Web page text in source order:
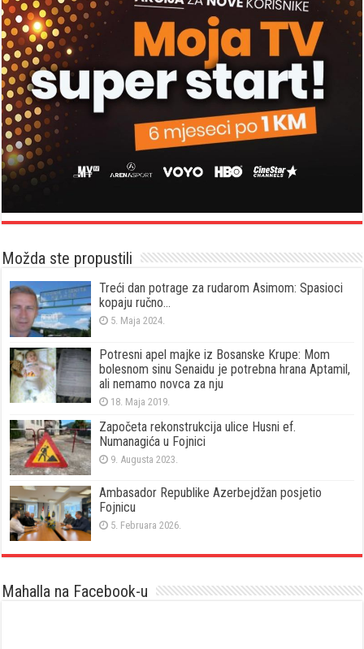
Možda ste propustili
Treći dan potrage za rudarom Asimom: Spasioci
kopaju ručno…
5. Maja 2024.
Potresni apel majke iz Bosanske Krupe: Mom
bolesnom sinu Senaidu je potrebna hrana Aptamil,
ali nemamo novca za nju
18. Maja 2019.
Započeta rekonstrukcija ulice Husni ef.
Numanagića u Fojnici
9. Augusta 2023.
Ambasador Republike Azerbejdžan posjetio
Fojnicu
5. Februara 2026.
Mahalla na Facebook-u